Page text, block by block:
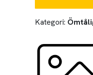
Kategori: